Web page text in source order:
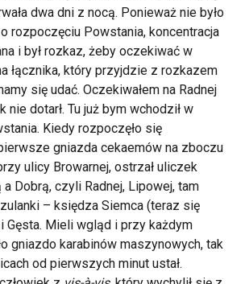
dwa dni z nocą. Ponieważ nie było
rozpoczęciu Powstania, koncentracja
i był rozkaz, żeby oczekiwać w
łącznika, który przyjdzie z rozkazem
się udać. Oczekiwałem na Radnej
nie dotarł. Tu już bym wchodził w
Kiedy rozpoczęło się
gniazda cekaemów na zboczu
ulicy Browarnej, ostrzał uliczek
Dobrą, czyli Radnej, Lipowej, tam
– księdza Siemca (teraz się
Gęsta. Mieli wgląd i przy każdym
gniazdo karabinów maszynowych, tak
od pierwszych minut ustał.